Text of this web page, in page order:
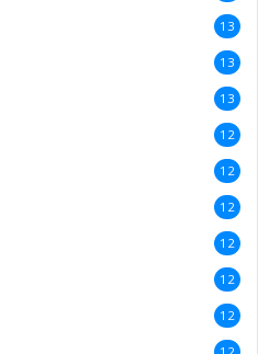
13
13
13
12
12
12
12
12
12